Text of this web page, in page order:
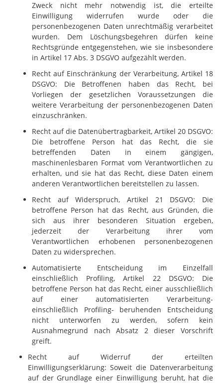
Zweck nicht mehr notwendig ist, die erteilte
Einwilligung widerrufen wurde oder die
personenbezogenen Daten unrechtmäßig verarbeitet
wurden. Dem Löschungsbegehren dürfen keine
Rechtsgründe entgegenstehen, wie sie insbesondere
in Artikel 17 Abs. 3 DSGVO aufgezählt werden.
Recht auf Einschränkung der Verarbeitung, Artikel 18
DSGVO: Die Betroffenen haben das Recht, bei
Vorliegen der gesetzlichen Voraussetzungen die
weitere Verarbeitung der personenbezogenen Daten
einzuschränken.
Recht auf die Datenübertragbarkeit, Artikel 20 DSGVO:
Die betroffene Person hat das Recht, die sie
betreffenden Daten in einem gängigen,
maschinenlesbaren Format vom Verantwortlichen zu
erhalten, und sie hat das Recht, diese Daten einem
anderen Verantwortlichen bereitstellen zu lassen.
Recht auf Widerspruch, Artikel 21 DSGVO: Die
betroffene Person hat das Recht, aus Gründen, die
sich aus ihrer besonderen Situation ergeben,
jederzeit der Verarbeitung ihrer vom
Verantwortlichen erhobenen personenbezogenen
Daten zu widersprechen.
Automatisierte Entscheidung im Einzelfall
einschließlich Profiling, Artikel 22 DSGVO: Die
betroffene Person hat das Recht, einer ausschließlich
auf einer automatisierten Verarbeitung-
einschließlich Profiling- beruhenden Entscheidung
nicht unterworfen zu werden, sofern kein
Ausnahmegrund nach Absatz 2 dieser Vorschrift
greift.
Recht auf Widerruf der erteilten
Einwilligungserklärung: Soweit die Datenverarbeitung
auf der Grundlage einer Einwilligung beruht, hat die